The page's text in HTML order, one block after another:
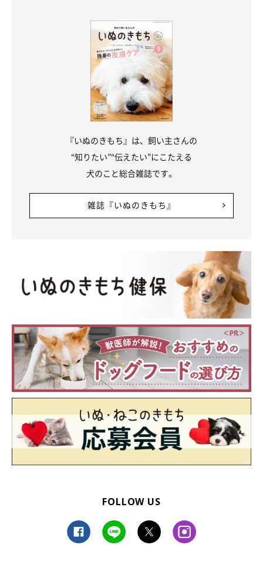
『いぬのきもち』は、飼い主さんの
“知りたい”“伝えたい”にこたえる
犬のこと総合雑誌です。
雑誌『いぬのきもち』
FOLLOW US